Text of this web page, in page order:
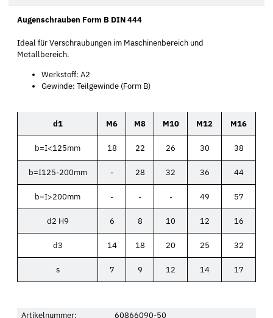
Augenschrauben Form B DIN 444
Ideal für Verschraubungen im Maschinenbereich und
Metallbereich.
Werkstoff: A2
Gewinde: Teilgewinde (Form B)
d1 M6 M8 M10 M12 M16
b=I<125mm 18 22 26 30 38
b=I125-200mm - 28 32 36 44
b=I>200mm - - - 49 57
d2 H9 6 8 10 12 16
d3 14 18 20 25 32
s 7 9 12 14 17
Artikelnummer:
60866090-50